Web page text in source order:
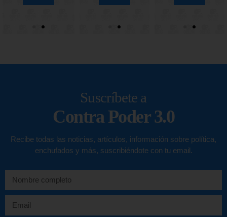
Suscríbete a
Contra Poder 3.0
Recibe todas las noticias, artículos, información sobre política,
enchufados y más, suscribiéndote con tu email.